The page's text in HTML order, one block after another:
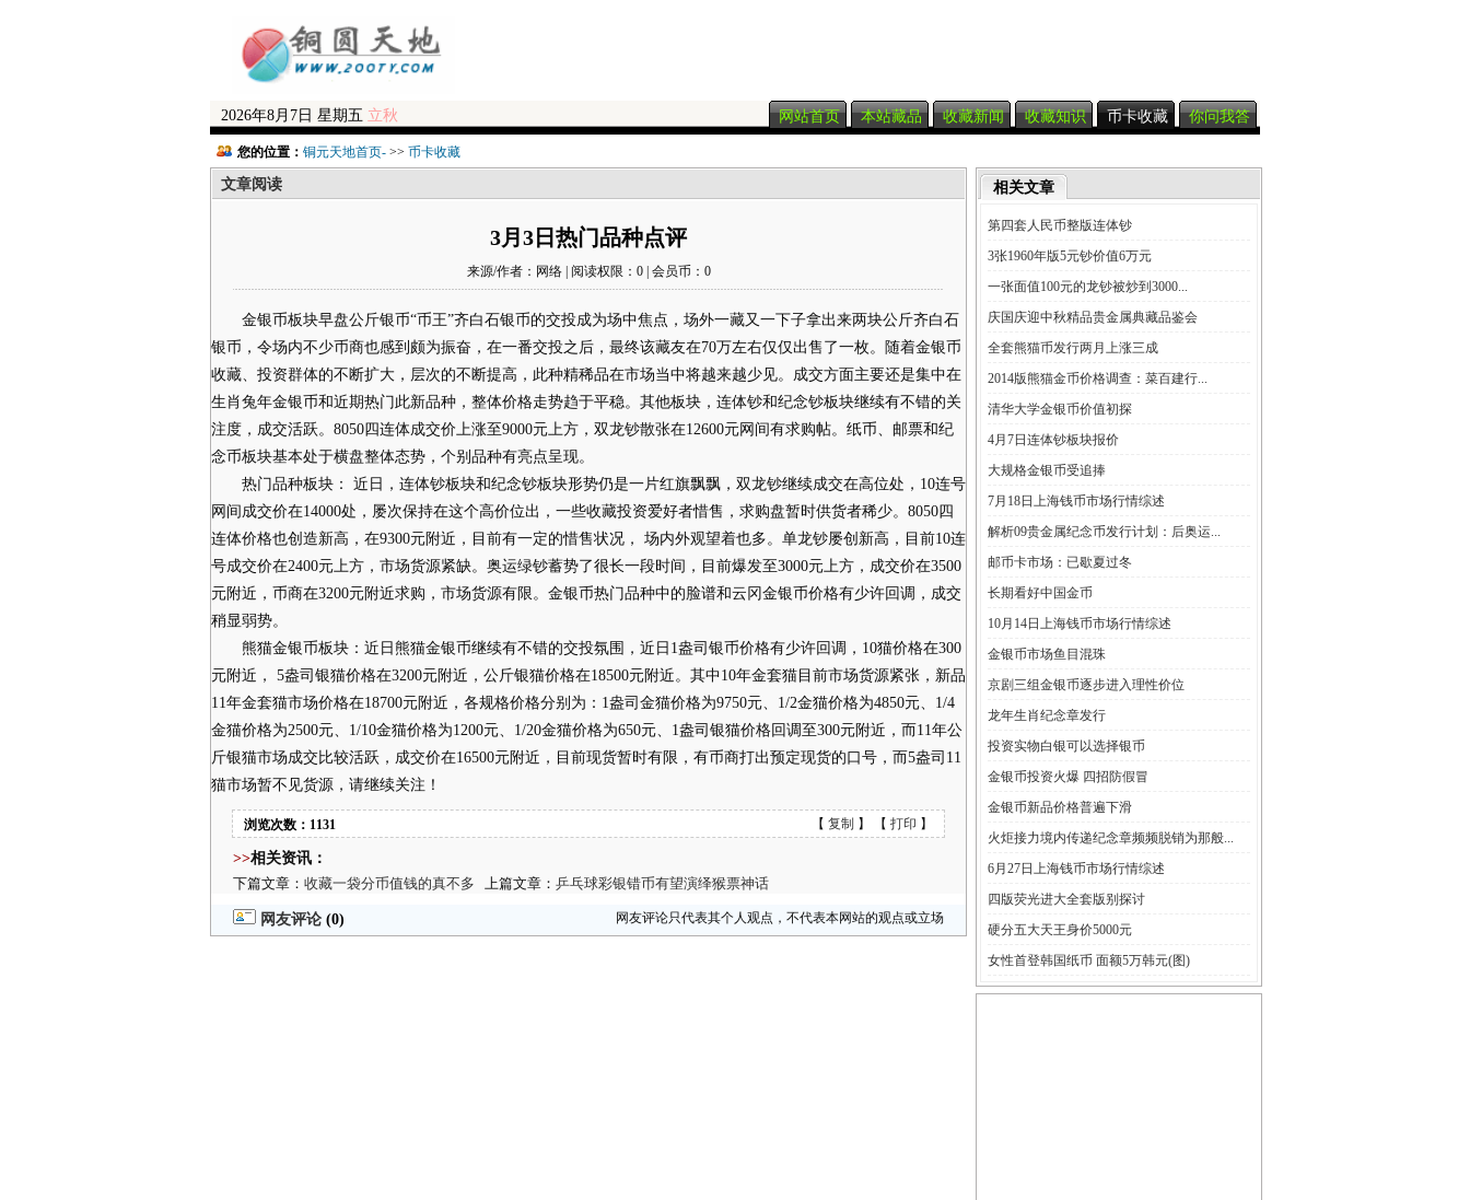
2026年8月7日 星期五 立秋 网站首页 本站藏品 收藏新闻 收藏知识 币卡收藏 你问我答
您的位置： 铜元天地首页- >> 币卡收藏
文章阅读
3月3日热门品种点评
来源/作者：网络 | 阅读权限：0 | 会员币：0
金银币板块早盘公斤银币“币王”齐白石银币的交投成为场中焦点，场外一藏又一下子拿出来两块公斤齐白石
银币，令场内不少币商也感到颇为振奋，在一番交投之后，最终该藏友在70万左右仅仅出售了一枚。随着金银币
收藏、投资群体的不断扩大，层次的不断提高，此种精稀品在市场当中将越来越少见。成交方面主要还是集中在
生肖兔年金银币和近期热门此新品种，整体价格走势趋于平稳。其他板块，连体钞和纪念钞板块继续有不错的关
注度，成交活跃。8050四连体成交价上涨至9000元上方，双龙钞散张在12600元网间有求购帖。纸币、邮票和纪
念币板块基本处于横盘整体态势，个别品种有亮点呈现。
热门品种板块： 近日，连体钞板块和纪念钞板块形势仍是一片红旗飘飘，双龙钞继续成交在高位处，10连号
网间成交价在14000处，屡次保持在这个高价位出，一些收藏投资爱好者惜售，求购盘暂时供货者稀少。8050四
连体价格也创造新高，在9300元附近，目前有一定的惜售状况， 场内外观望着也多。单龙钞屡创新高，目前10连
号成交价在2400元上方，市场货源紧缺。奥运绿钞蓄势了很长一段时间，目前爆发至3000元上方，成交价在3500
元附近，币商在3200元附近求购，市场货源有限。金银币热门品种中的脸谱和云冈金银币价格有少许回调，成交
稍显弱势。
熊猫金银币板块：近日熊猫金银币继续有不错的交投氛围，近日1盎司银币价格有少许回调，10猫价格在300
元附近， 5盎司银猫价格在3200元附近，公斤银猫价格在18500元附近。其中10年金套猫目前市场货源紧张，新品
11年金套猫市场价格在18700元附近，各规格价格分别为：1盎司金猫价格为9750元、1/2金猫价格为4850元、1/4
金猫价格为2500元、1/10金猫价格为1200元、1/20金猫价格为650元、1盎司银猫价格回调至300元附近，而11年公
斤银猫市场成交比较活跃，成交价在16500元附近，目前现货暂时有限，有币商打出预定现货的口号，而5盎司11
猫市场暂不见货源，请继续关注！
浏览次数：1131 【 复制 】 【 打印 】
>>相关资讯：
下篇文章： 收藏一袋分币值钱的真不多 上篇文章： 乒乓球彩银错币有望演绎猴票神话
网友评论 (0) 网友评论只代表其个人观点，不代表本网站的观点或立场
相关文章
第四套人民币整版连体钞
3张1960年版5元钞价值6万元
一张面值100元的龙钞被炒到3000...
庆国庆迎中秋精品贵金属典藏品鉴会
全套熊猫币发行两月上涨三成
2014版熊猫金币价格调查：菜百建行...
清华大学金银币价值初探
4月7日连体钞板块报价
大规格金银币受追捧
7月18日上海钱币市场行情综述
解析09贵金属纪念币发行计划：后奥运...
邮币卡市场：已歇夏过冬
长期看好中国金币
10月14日上海钱币市场行情综述
金银币市场鱼目混珠
京剧三组金银币逐步进入理性价位
龙年生肖纪念章发行
投资实物白银可以选择银币
金银币投资火爆 四招防假冒
金银币新品价格普遍下滑
火炬接力境内传递纪念章频频脱销为那般...
6月27日上海钱币市场行情综述
四版荧光进大全套版别探讨
硬分五大天王身价5000元
女性首登韩国纸币 面额5万韩元(图)